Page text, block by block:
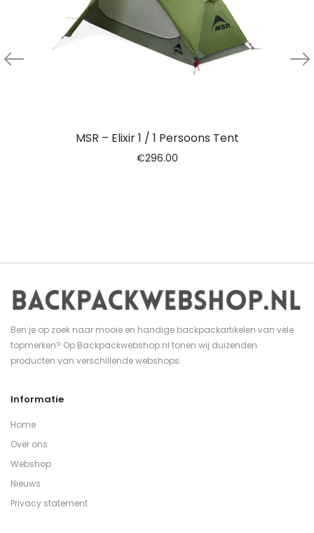
MSR – Elixir 1 / 1 Persoons Tent
€296.00
Ben je op zoek naar mooie en handige backpackartikelen van vele
topmerken? Op Backpackwebshop.nl tonen wij duizenden
producten van verschillende webshops.
Informatie
Home
Over ons
Webshop
Nieuws
Privacy statement